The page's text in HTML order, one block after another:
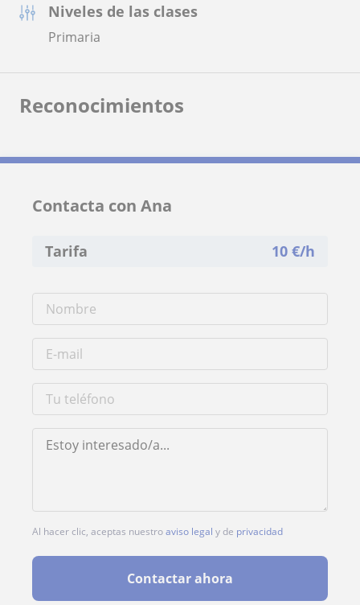
Niveles de las clases
Primaria
Reconocimientos
Contacta con Ana
Tarifa 10 €/h
Al hacer clic, aceptas nuestroaviso legal y de privacidad
Contactar ahora